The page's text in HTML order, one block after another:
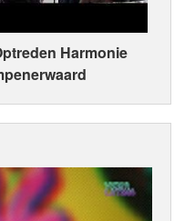
Harmonie